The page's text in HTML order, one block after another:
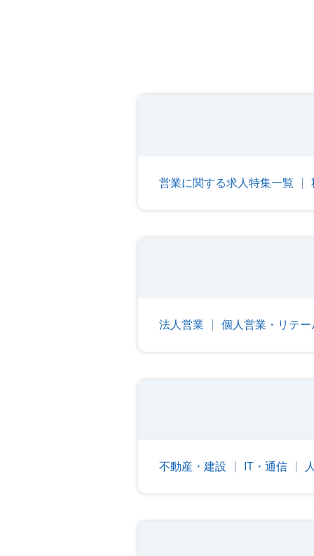
営業に関する求人特集一覧
法人営業 個人営業・リテー
不動産・建設 IT・通信